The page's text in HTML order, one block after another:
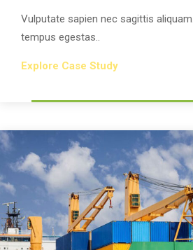
Vulputate sapien nec sagittis
tempus egestas..
Explore Case Study